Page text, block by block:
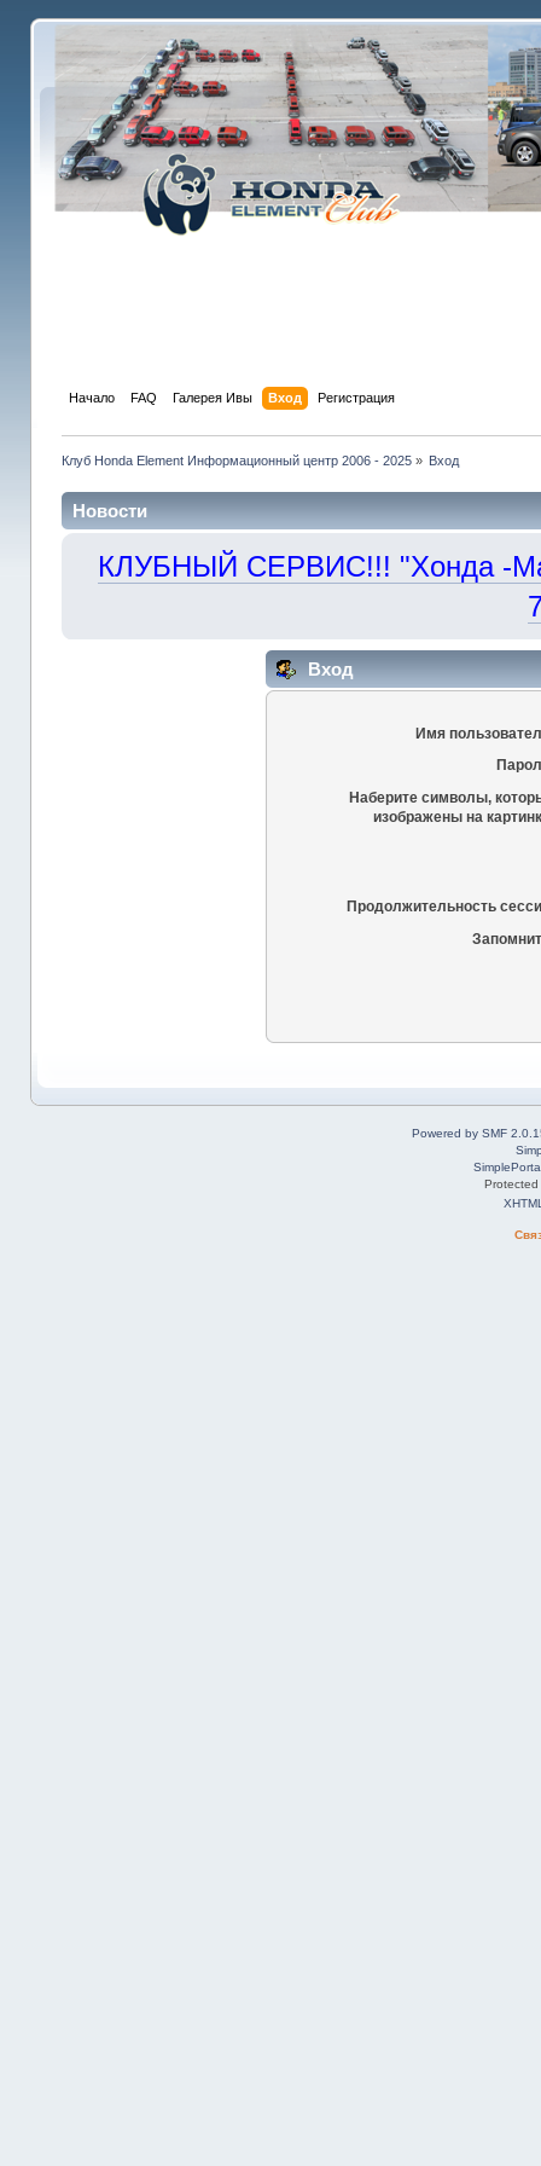
Начало FAQ Галерея Ивы Вход Регистрация
Клуб Honda Element Информационный центр 2006 - 2025» Вход
Новости
КЛУБНЫЙ СЕРВИС!!! "Хонда -
Вход
Имя
Наберите символы,
изображены на
Продолжительность
Powered by SMF